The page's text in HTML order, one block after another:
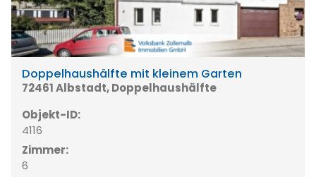
Doppelhaushälfte mit kleinem Garten
72461 Albstadt, Doppelhaushälfte
Objekt-ID:
4116
Zimmer:
6